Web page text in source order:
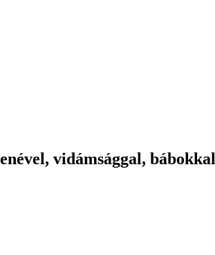
vidámsággal, bábokkal